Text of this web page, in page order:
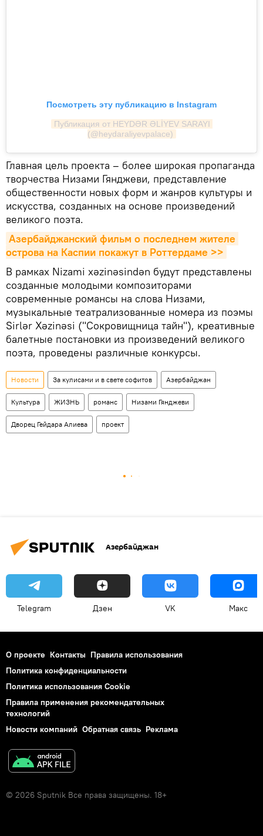
Посмотреть эту публикацию в Instagram
Публикация от HEYDƏR ƏLİYEV SARAYI
(@heydaraliyevpalace)
Главная цель проекта – более широкая пропаганда
творчества Низами Гянджеви, представление
общественности новых форм и жанров культуры и
искусства, созданных на основе произведений
великого поэта.
Азербайджанский фильм о последнем жителе
острова на Каспии покажут в Роттердаме >>
В рамках Nizami xəzinəsindən будут представлены
созданные молодыми композиторами
современные романсы на слова Низами,
музыкальные театрализованные номера из поэмы
Sirlər Xəzinəsi ("Сокровищница тайн"), креативные
балетные постановки из произведений великого
поэта, проведены различные конкурсы.
Новости За кулисами и в свете софитов Азербайджан
Культура ЖИЗНЬ романс Низами Гянджеви
Дворец Гейдара Алиева проект
Азербайджан
Telegram Дзен VK Макс
О проекте Контакты Правила использования
Политика конфиденциальности
Политика использования Cookie
Правила применения рекомендательных
технологий
Новости компаний Обратная связь Реклама
© 2026 Sputnik Все права защищены. 18+